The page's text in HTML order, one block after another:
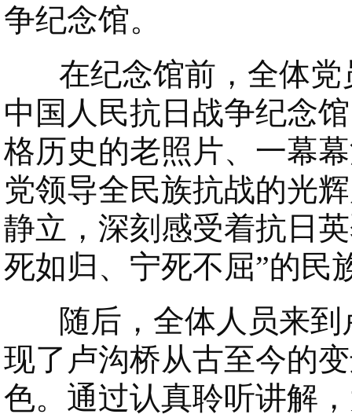
争纪念馆。
在纪念馆前，全体党
中国人民抗日战争纪念
格历史的老照片、一幕
党领导全民族抗战的光
静立，深刻感受着抗日
死如归、宁死不屈”的民
随后，全体人员来到
现了卢沟桥从古至今的
色。通过认真聆听讲解